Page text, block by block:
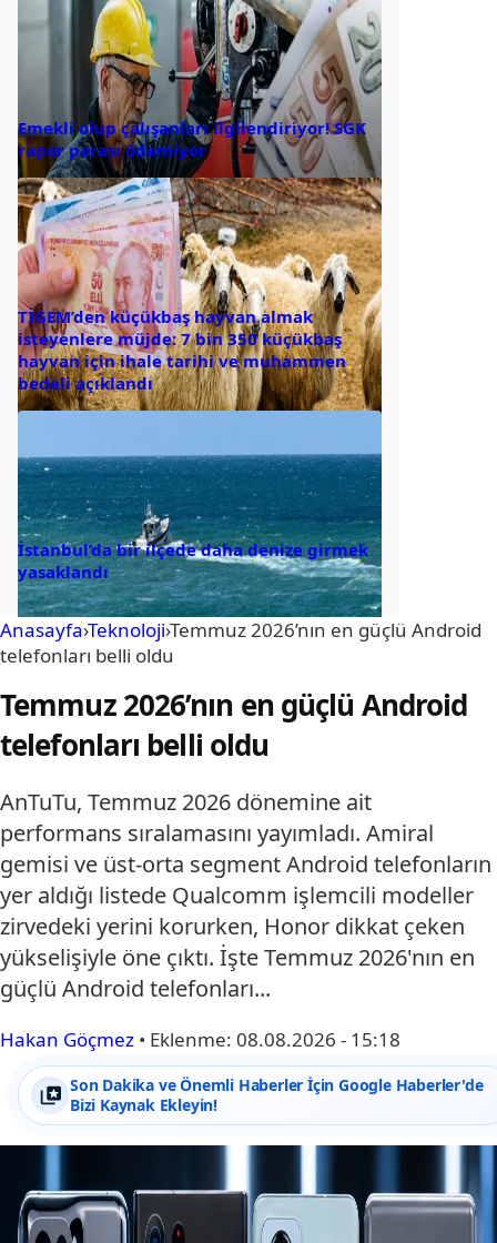
Emekli olup çalışanları ilgilendiriyor! SGK
rapor parası ödemiyor
TİGEM’den küçükbaş hayvan almak
isteyenlere müjde: 7 bin 350 küçükbaş
hayvan için ihale tarihi ve muhammen
bedeli açıklandı
İstanbul’da bir ilçede daha denize girmek
yasaklandı
Anasayfa›Teknoloji›Temmuz 2026’nın en güçlü Android
telefonları belli oldu
Temmuz 2026’nın en güçlü Android
telefonları belli oldu
AnTuTu, Temmuz 2026 dönemine ait
performans sıralamasını yayımladı. Amiral
gemisi ve üst-orta segment Android telefonların
yer aldığı listede Qualcomm işlemcili modeller
zirvedeki yerini korurken, Honor dikkat çeken
yükselişiyle öne çıktı. İşte Temmuz 2026'nın en
güçlü Android telefonları...
Hakan Göçmez • Eklenme: 08.08.2026 - 15:18
Son Dakika ve Önemli Haberler İçin Google Haberler'de
Bizi Kaynak Ekleyin!